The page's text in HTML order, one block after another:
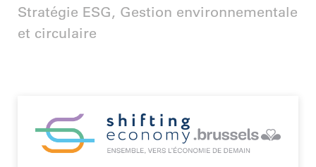
Stratégie ESG, Gestion environnementale
et circulaire